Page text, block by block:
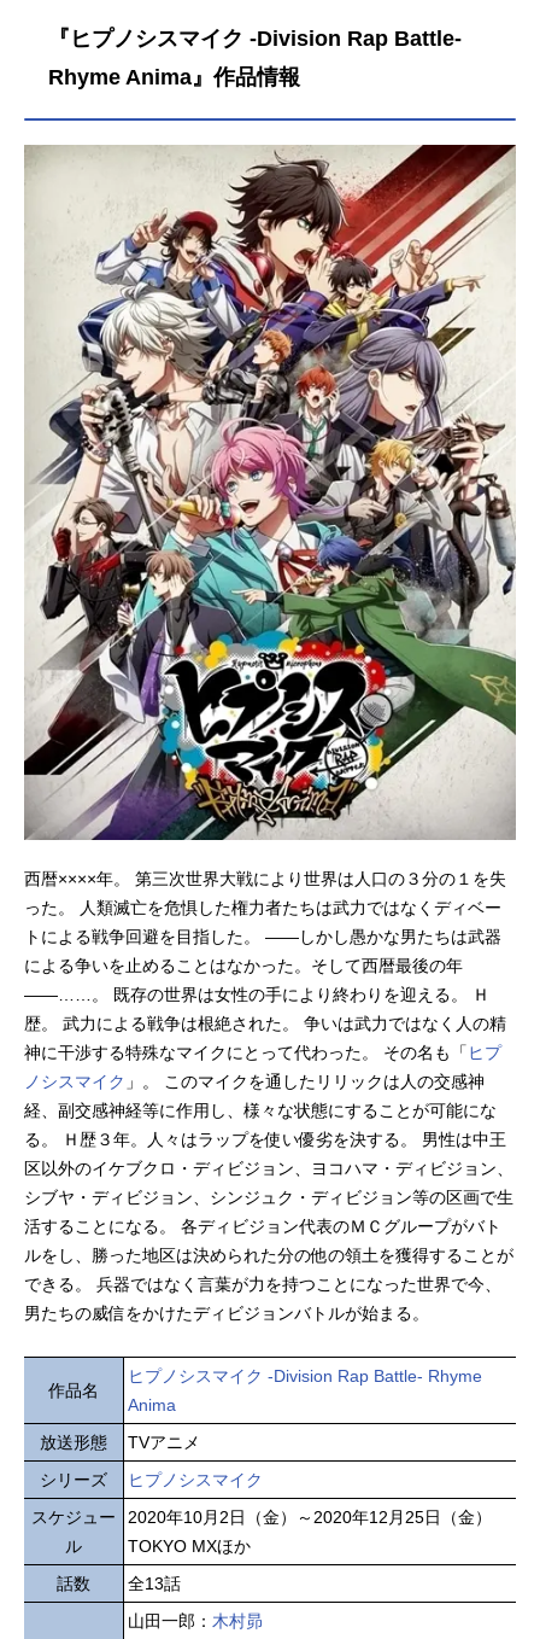
『ヒプノシスマイク -Division Rap Battle-
Rhyme Anima』作品情報
西暦××××年。 第三次世界大戦により世界は人口の３分の１を失
った。 人類滅亡を危惧した権力者たちは武力ではなくディベー
トによる戦争回避を目指した。 ――しかし愚かな男たちは武器
による争いを止めることはなかった。そして西暦最後の年
――……。 既存の世界は女性の手により終わりを迎える。 Ｈ
歴。 武力による戦争は根絶された。 争いは武力ではなく人の精
神に干渉する特殊なマイクにとって代わった。 その名も「 ヒプ
ノシスマイク 」。 このマイクを通したリリックは人の交感神
経、副交感神経等に作用し、様々な状態にすることが可能にな
る。 Ｈ歴３年。人々はラップを使い優劣を決する。 男性は中王
区以外のイケブクロ・ディビジョン、ヨコハマ・ディビジョン、
シブヤ・ディビジョン、シンジュク・ディビジョン等の区画で生
活することになる。 各ディビジョン代表のＭＣグループがバト
ルをし、勝った地区は決められた分の他の領土を獲得することが
できる。 兵器ではなく言葉が力を持つことになった世界で今、
男たちの威信をかけたディビジョンバトルが始まる。
作品名
ヒプノシスマイク -Division Rap Battle- Rhyme
Anima
放送形態
TVアニメ
シリーズ
ヒプノシスマイク
スケジュー
ル
2020年10月2日（金）～2020年12月25日（金）
TOKYO MXほか
話数
全13話
山田一郎： 木村昴